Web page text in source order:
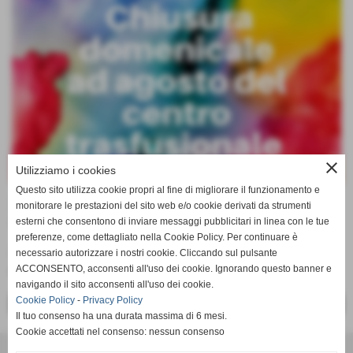
Donare adAGOSTO
31-07-2019 09:01-Comunicazioni
Inagostoladomenicail centro trasfusionale resterà
chiuso.
<< PRECEDENTE
close
Utilizziamo i cookies
Questo sito utilizza cookie propri al fine di migliorare il funzionamento e
monitorare le prestazioni del sito web e/o cookie derivati da strumenti
esterni che consentono di inviare messaggi pubblicitari in linea con le tue
preferenze, come dettagliato nella Cookie Policy. Per continuare è
necessario autorizzare i nostri cookie. Cliccando sul pulsante
ACCONSENTO, acconsenti all'uso dei cookie. Ignorando questo banner e
navigando il sito acconsenti all'uso dei cookie.
Cookie Policy - Privacy Policy
Il tuo consenso ha una durata massima di 6 mesi.
Cookie accettati nel consenso: nessun consenso